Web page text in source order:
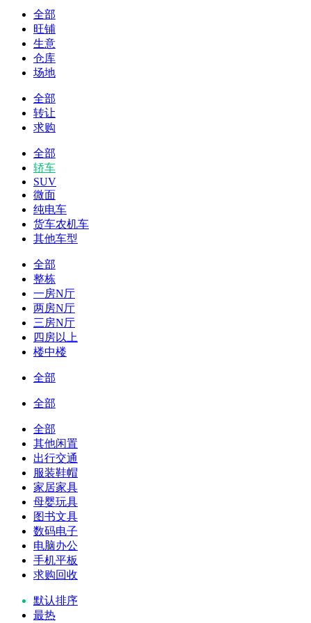
全部
旺铺
生意
仓库
场地
全部
转让
求购
全部
轿车
SUV
微面
纯电车
货车农机车
其他车型
全部
整栋
一房N厅
两房N厅
三房N厅
四房以上
楼中楼
全部
全部
全部
其他闲置
出行交通
服装鞋帽
家居家具
母婴玩具
图书文具
数码电子
电脑办公
手机平板
求购回收
默认排序
最热